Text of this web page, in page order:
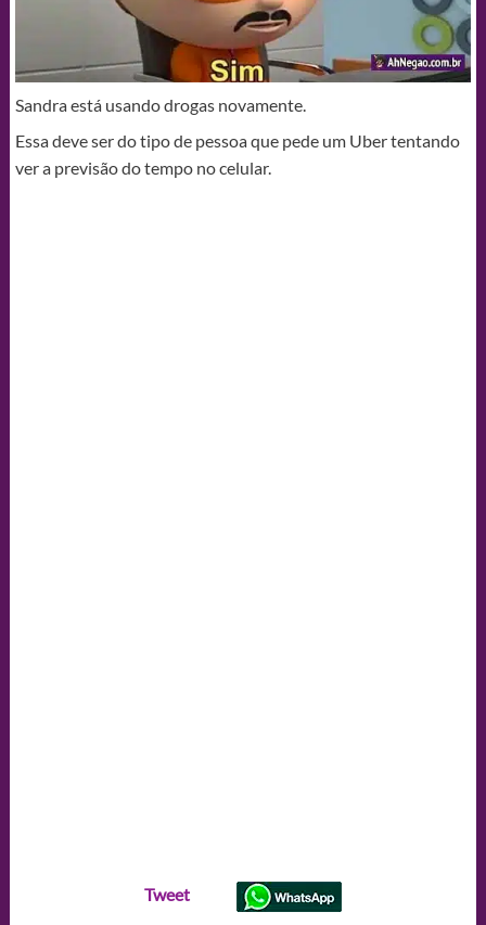
Sandra está usando drogas novamente.
Essa deve ser do tipo de pessoa que pede um Uber tentando
ver a previsão do tempo no celular.
Tweet